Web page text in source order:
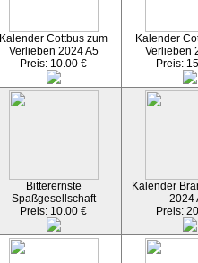
Kalender Cottbus zum
Verlieben 2024 A5
Preis: 10.00 €
Kalender
Verlieben
Preis:
Bitterernste
Spaßgesellschaft
Preis: 10.00 €
Kalender
2024
Preis: